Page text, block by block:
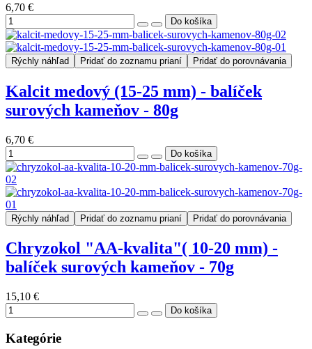
6,70 €
Rýchly náhľad Pridať do zoznamu prianí Pridať do porovnávania
Kalcit medový (15-25 mm) - balíček
surových kameňov - 80g
6,70 €
Rýchly náhľad Pridať do zoznamu prianí Pridať do porovnávania
Chryzokol "AA-kvalita"( 10-20 mm) -
balíček surových kameňov - 70g
15,10 €
Kategórie